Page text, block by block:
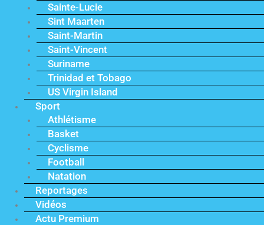
Sainte-Lucie
Sint Maarten
Saint-Martin
Saint-Vincent
Suriname
Trinidad et Tobago
US Virgin Island
Sport
Athlétisme
Basket
Cyclisme
Football
Natation
Reportages
Vidéos
Actu Premium